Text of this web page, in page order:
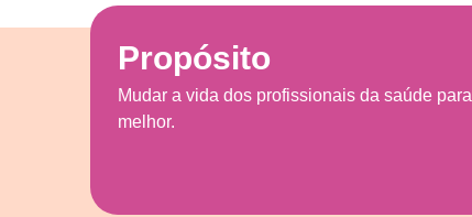
Propósito
Mudar a vida dos profissionais da saúde para
melhor.